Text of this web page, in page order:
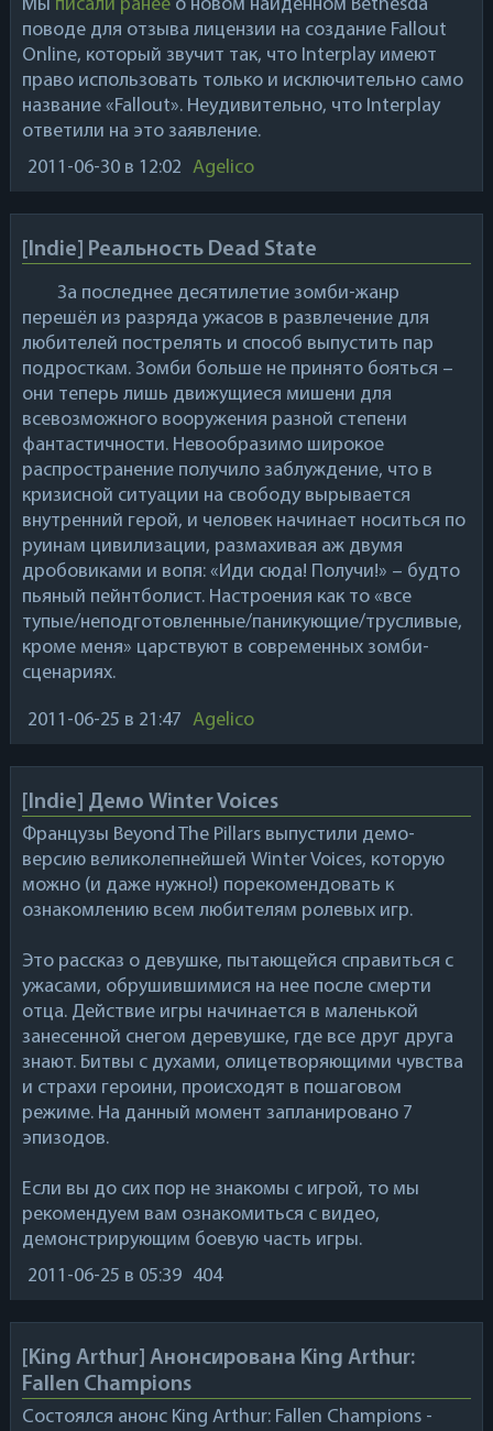
Мы писали ранеео новом найденном Bethesda
поводе для отзыва лицензии на создание Fallout
Online, который звучит так, что Interplayимеют
право использовать только и исключительно само
название «Fallout». Неудивительно, что Interplay
ответили на это заявление.
2011-06-30в 12:02 Agelico
[Indie] Реальность Dead State
За последнее десятилетие зомби-жанр
перешёл из разряда ужасов в развлечение для
любителей пострелять и способ выпустить пар
подросткам. Зомби больше не принято бояться –
они теперь лишь движущиеся мишени для
всевозможного вооружения разной степени
фантастичности. Невообразимо широкое
распространение получило заблуждение, что в
кризисной ситуации на свободу вырывается
внутренний герой, и человек начинает носиться по
руинам цивилизации, размахивая аж двумя
дробовиками и вопя: «Иди сюда! Получи!» – будто
пьяный пейнтболист. Настроения как то «все
тупые/неподготовленные/паникующие/трусливые,
кроме меня» царствуют в современных зомби-
сценариях.
2011-06-25 в 21:47 Agelico
[Indie] Демо Winter Voices
Французы Beyond The Pillarsвыпустили демо-
версию великолепнейшей Winter Voices, которую
можно (и даже нужно!) порекомендовать к
ознакомлению всем любителям ролевых игр.
Это рассказ о девушке, пытающейся справиться с
ужасами, обрушившимися на нее после смерти
отца. Действие игры начинается в маленькой
занесенной снегом деревушке, где все друг друга
знают. Битвы с духами, олицетворяющими чувства
и страхи героини, происходят в пошаговом
режиме. На данный момент запланировано 7
эпизодов.
Если вы до сих пор не знакомы с игрой, то мы
рекомендуем вам ознакомиться с видео,
демонстрирующим боевую часть игры.
2011-06-25 в 05:39 404
[King Arthur] Анонсирована King Arthur:
Fallen Champions
Состоялся анонс King Arthur: Fallen Champions-